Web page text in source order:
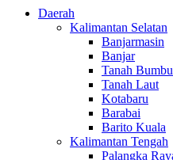
Daerah
Kalimantan Selatan
Banjarmasin
Banjar
Tanah Bumbu
Tanah Laut
Kotabaru
Barabai
Barito Kuala
Kalimantan Tengah
Palangka